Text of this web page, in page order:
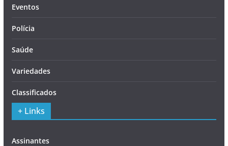
Eventos
Polícia
Saúde
Variedades
Classificados
+ Links
Assinantes